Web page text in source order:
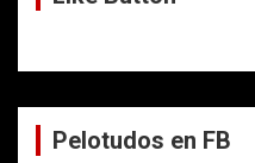
Pelotudos en FB